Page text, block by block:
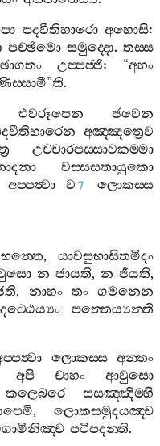
පදවීතිහාරො අහොසි:
පච‍්ඡිමො සමුද‍්දො. තස‍්ස
උප‍්පජ‍්ජි: “අහං
”ති.
එවරූපෙන
ජවෙන
අඤ‍්ඤත්‍රෙව
උච‍්චාරපස‍්සාවකම‍්මා
වස‍්සසතායුකො
අප‍්පත්‍වා ව 7
ලොකස‍්ස
භන‍්තෙ, යාවසුභාසිතමිදං
න ජායති, න ජීයති,
, නාහං තං ගමනෙන
දට‍්ඨෙය්‍යං
පත‍්තෙය්‍යන‍්ති
ලොකස‍්ස
අන‍්තං
අපි චාහං
ආවුසො
කලෙබරෙ
සසඤ‍්ඤිම‍්හි
,ලොකසමුදයඤ‍්ච
පටිපදන‍්ති.